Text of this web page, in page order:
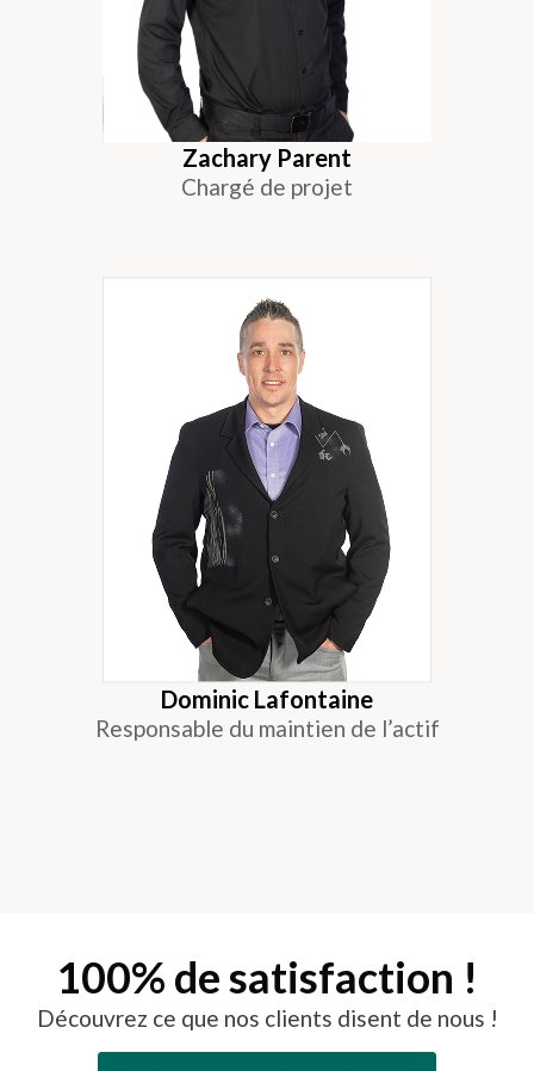
Zachary Parent
Chargé de projet
Dominic Lafontaine
Responsable du maintien de l’actif
100% de satisfaction !
Découvrez ce que nos clients disent de nous !